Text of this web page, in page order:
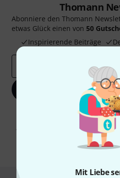
Mit Liebe
Thomann
Abonniere den Thomann
etwas Glück einen von 50
Inspirierende Beiträge
Jetzt
Mit Klick auf „Jetzt anmelden“
Werbung und einer Messung des E-
Abmeldung ist jederzeit möglich.
unseren
* Pflichtfeld